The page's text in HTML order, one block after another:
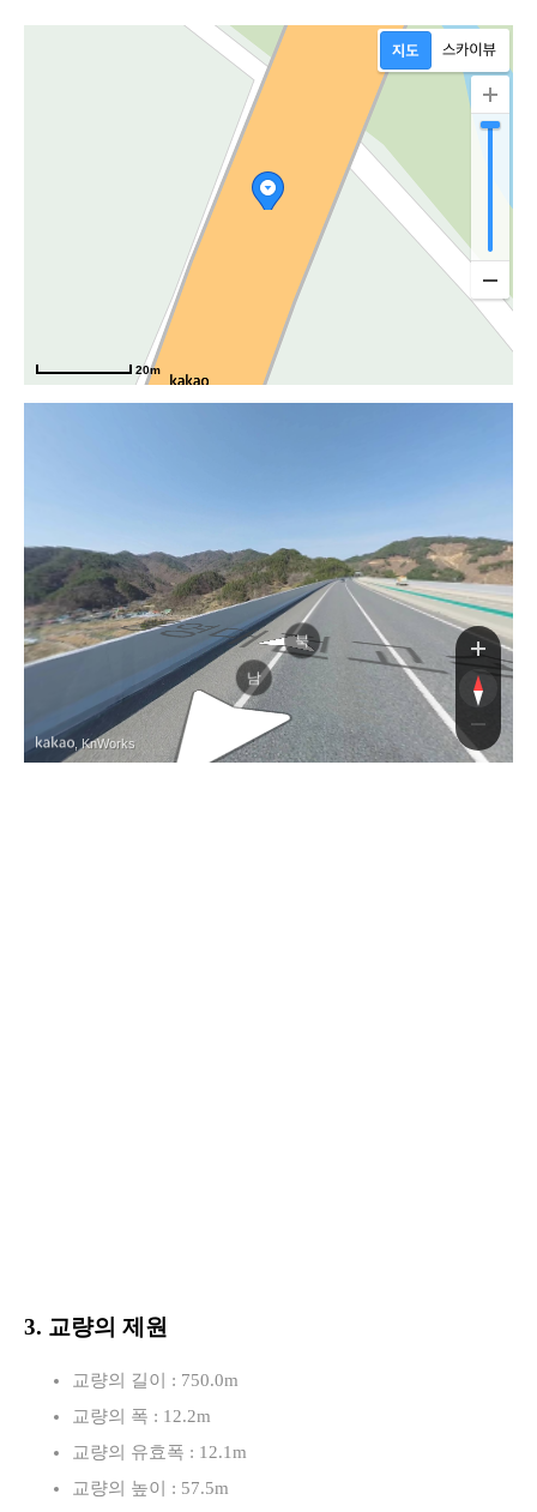
20m
통
통
북
남
, KnWorks
3. 교량의 제원
교량의 길이 : 750.0m
교량의 폭 : 12.2m
교량의 유효폭 : 12.1m
교량의 높이 : 57.5m